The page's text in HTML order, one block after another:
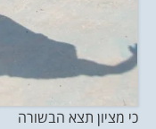
כי מציון תצא הבשורה